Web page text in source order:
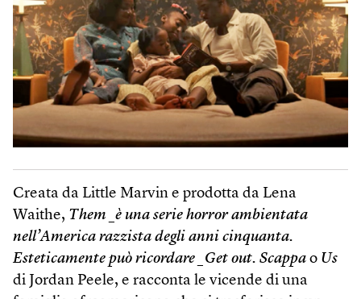
Creata da Little Marvin e prodotta da Lena
Waithe, Them _è una serie horror ambientata
nell’America razzista degli anni cinquanta.
Esteticamente può ricordare _Get out. Scappa o Us
di Jordan Peele, e racconta le vicende di una